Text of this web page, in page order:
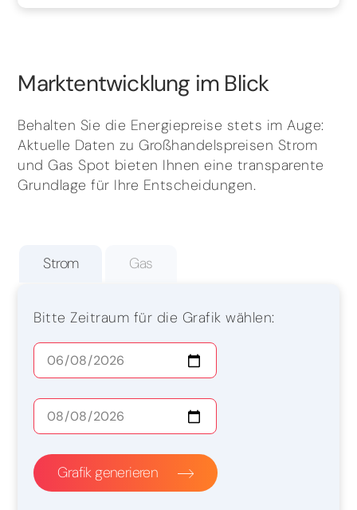
Marktentwicklung im Blick
Behalten Sie die Energiepreise stets im Auge:
Aktuelle Daten zu Großhandelspreisen Strom
und Gas Spot bieten Ihnen eine transparente
Grundlage für Ihre Entscheidungen.
Strom Gas
Bitte Zeitraum für die Grafik wählen:
Grafik generieren